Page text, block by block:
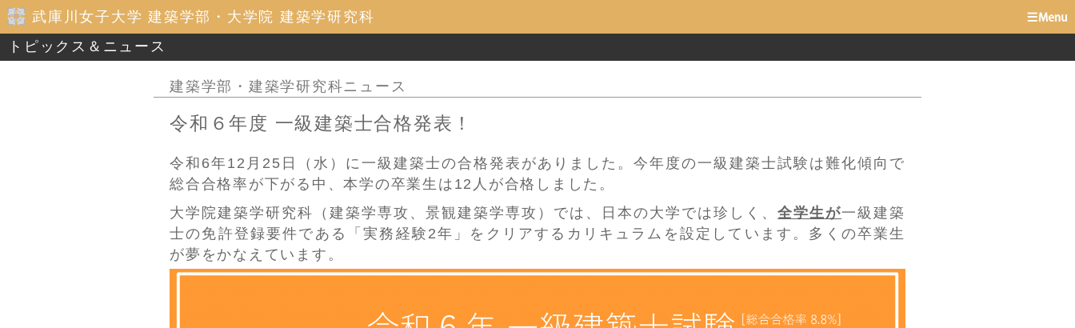
武庫川女子大学 建築学部・大学院 建築学研究科
トピックス＆ニュース
建築学部・建築学研究科ニュース
令和６年度 一級建築士合格発表！
令和6年12月25日（水）に一級建築士の合格発表がありました。今年度の一級建築士試験は難化傾向で
総合合格率が下がる中、本学の卒業生は12人が合格しました。
大学院建築学研究科（建築学専攻、景観建築学専攻）では、日本の大学では珍しく、全学生が一級建築
士の免許登録要件である「実務経験2年」をクリアするカリキュラムを設定しています。多くの卒業生
が夢をかなえています。